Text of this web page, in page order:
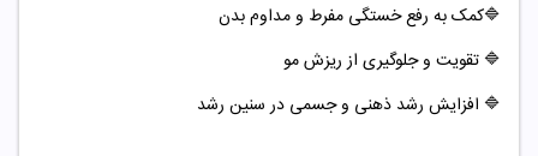
🔷کمک به رفع خستگی مفرط و مداوم بدن
🔷 تقویت و جلوگیری از ریزش مو
🔷 افزایش رشد ذهنی و جسمی در سنین رشد